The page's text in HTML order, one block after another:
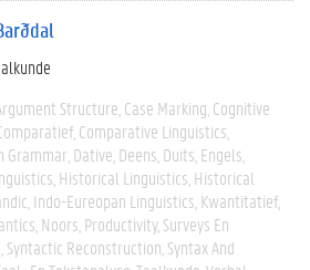
Structure Case Marking Cognitive
Comparative Linguistics
Grammar Dative Deens Duits Engels
Historical Linguistics Historical
Indo-Eureopan Linguistics Kwantitatief
Noors Productivity Surveys En
Syntactic Reconstruction Syntax And